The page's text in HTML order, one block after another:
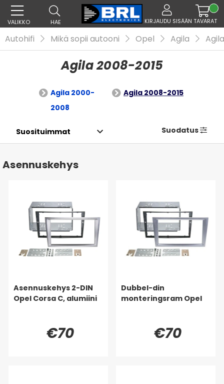
VALIKKO HAE KIRJAUDU SISÄÄN TAVARAT
Autohifi Mikä sopii autooni Opel Agila
Agila 2008-2015
Agila 2000-
2008
Agila 2008-2015
Suodatus
Asennuskehys
Asennuskehys 2-DIN
Opel Corsa C, alumiini
€70
Dubbel-din
monteringsram Opel
€70